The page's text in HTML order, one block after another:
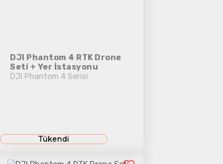
DJI Phantom 4 RTK Drone
Seti + Yer İstasyonu
DJI Phantom 4 Serisi
Tükendi